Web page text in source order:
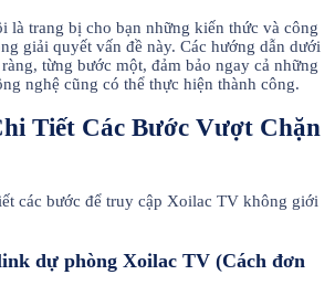
là trang bị cho bạn những kiến thức và công
giải quyết vấn đề này. Các hướng dẫn dưới
từng bước một, đảm bảo ngay cả những
nghệ cũng có thể thực hiện thành công.
Tiết Các Bước Vượt Chặn
các bước để truy cập Xoilac TV không giới
dự phòng Xoilac TV (Cách đơn